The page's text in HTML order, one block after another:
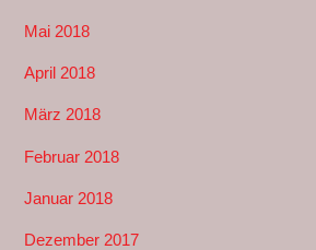
Mai 2018
April 2018
März 2018
Februar 2018
Januar 2018
Dezember 2017